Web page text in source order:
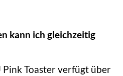
kann ich gleichzeitig
Pink Toaster verfügt über